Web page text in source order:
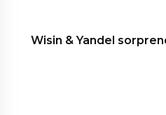
Wisin & Yandel